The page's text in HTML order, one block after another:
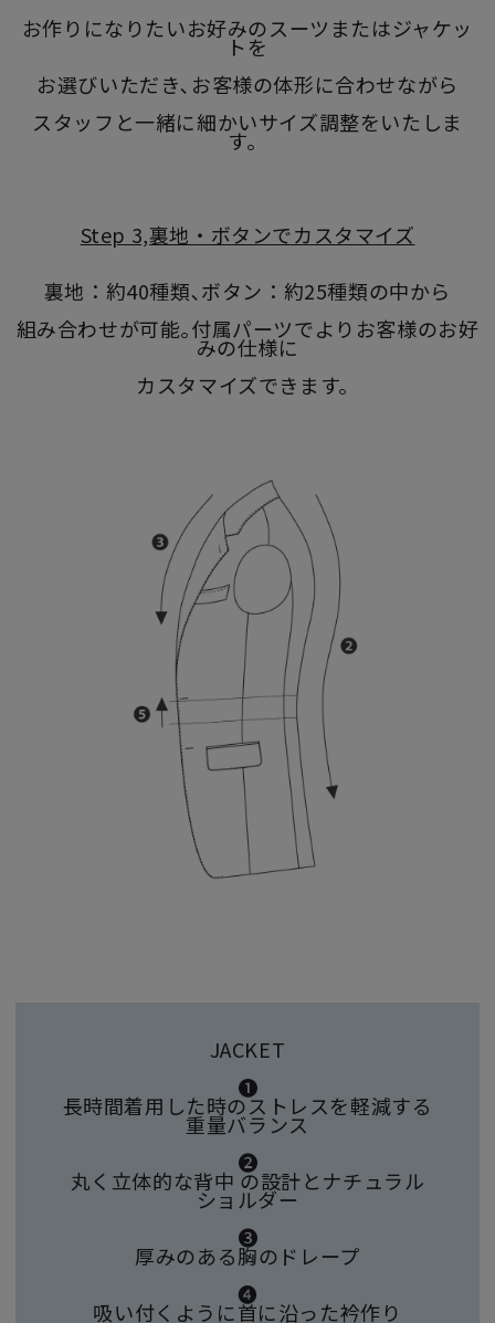
お作りになりたいお好みのスーツまたはジャケッ
トを
お選びいただき､お客様の体形に合わせながら
スタッフと一緒に細かいサイズ調整をいたしま
す。
Step 3,裏地・ボタンでカスタマイズ
裏地：約40種類､ボタン：約25種類の中から
組み合わせが可能｡付属パーツでよりお客様のお好
みの仕様に
カスタマイズできます。
JACKET
❶
長時間着用した時のストレスを軽減する
重量バランス
❷
丸く立体的な背中 の設計とナチュラル
ショルダー
❸
厚みのある胸のドレープ
❹
吸い付くように首に沿った衿作り